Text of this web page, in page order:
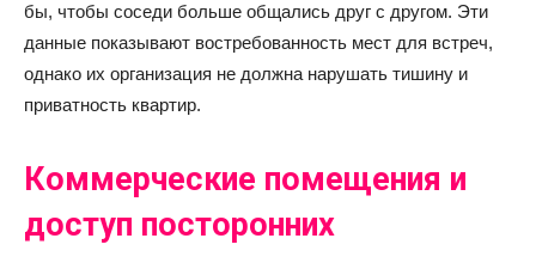
бы, чтобы соседи больше общались друг с другом. Эти
данные показывают востребованность мест для встреч,
однако их организация не должна нарушать тишину и
приватность квартир.
Коммерческие помещения и
доступ посторонних